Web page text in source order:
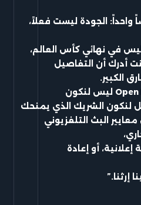
درساً واحداً: الجودة ليست فعلاً،
في نهائي كأس العالم،
أدرك أن التفاصيل
الكبير.
أسست Open Production Group ليس لنكون
لنكون الشريك الذي يمنحك
البث التلفزيوني
أو إعادة
إرثنا.”